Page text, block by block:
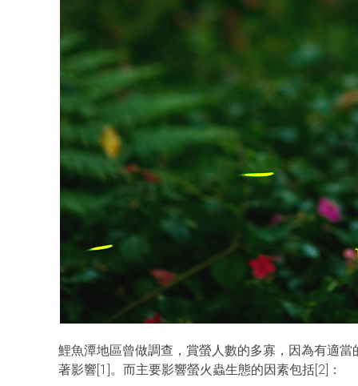
鯉魚潭地區曾做調查，賞螢人數的多寡，因為有適
著影響[1]。而主要影響螢火蟲生態的因素包括[2]：